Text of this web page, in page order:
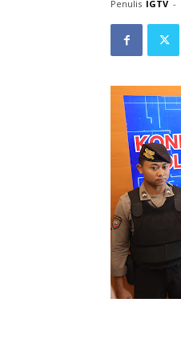
Penulis IGTV -